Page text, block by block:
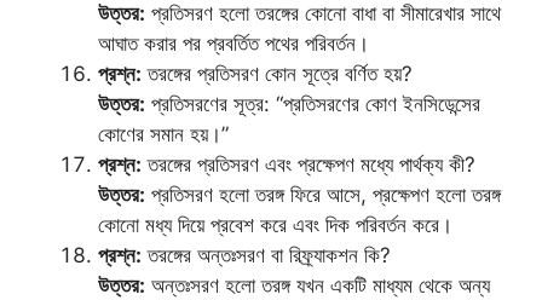
উত্তর: প্রতিসরণ হলো তরঙ্গের কোনো বাধা বা সীমারেখার সাথে
আঘাত করার পর প্রবর্তিত পথের পরিবর্তন।
প্রশ্ন: তরঙ্গের প্রতিসরণ কোন সূত্রে বর্ণিত হয়?
উত্তর: প্রতিসরণের সূত্র: “প্রতিসরণের কোণ ইনসিডেন্সের
কোণের সমান হয়।”
প্রশ্ন: তরঙ্গের প্রতিসরণ এবং প্রক্ষেপণ মধ্যে পার্থক্য কী?
উত্তর: প্রতিসরণ হলো তরঙ্গ ফিরে আসে, প্রক্ষেপণ হলো তরঙ্গ
কোনো মধ্য দিয়ে প্রবেশ করে এবং দিক পরিবর্তন করে।
প্রশ্ন: তরঙ্গের অন্তঃসরণ বা রিফ্র্যাকশন কি?
উত্তর: অন্তঃসরণ হলো তরঙ্গ যখন একটি মাধ্যম থেকে অন্য